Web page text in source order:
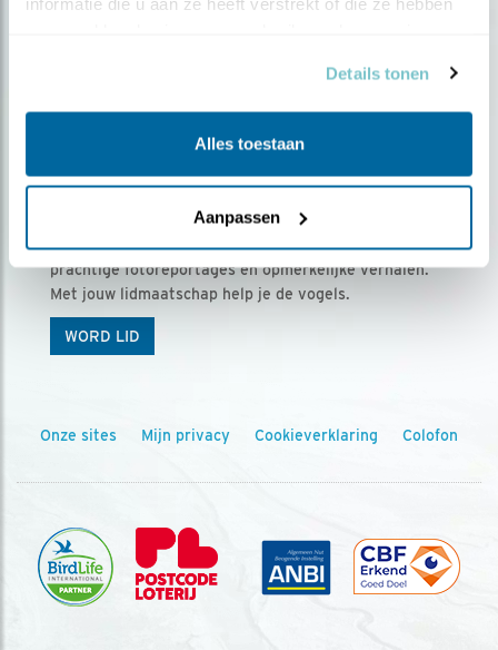
Details tonen
Alles toestaan
Aanpassen
Ontvang 5 x Vogels voor € 36,00 per jaar
Vogels is het tijdschrift voor onze leden, met
prachtige fotoreportages en opmerkelijke verhalen.
Met jouw lidmaatschap help je de vogels.
WORD LID
Onze sites Mijn privacy Cookieverklaring Colofon